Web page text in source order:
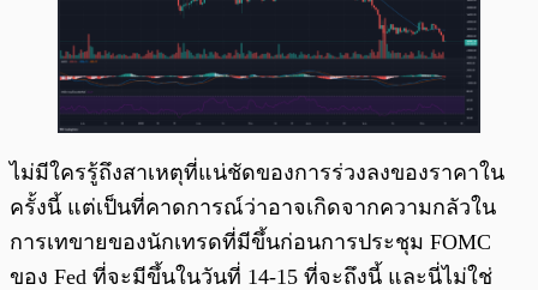
ไม่มีใครรู้ถึงสาเหตุที่แน่ชัดของการร่วงลงของราคาใน
ครั้งนี้ แต่เป็นที่คาดการณ์ว่าอาจเกิดจากความกลัวใน
การเทขายของนักเทรดที่มีขึ้นก่อนการประชุม FOMC
ของ Fed ที่จะมีขึ้นในวันที่ 14-15 ที่จะถึงนี้ และนี่ไม่ใช่